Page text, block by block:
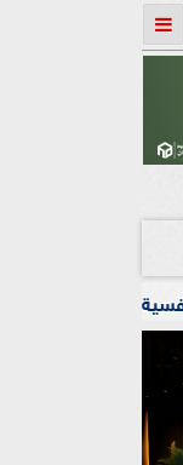
مصرع عامل